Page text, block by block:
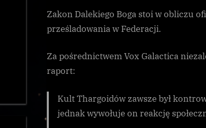
Zakon Dalekiego Boga stoi w obliczu
prześladowania w Federacji.
Za pośrednictwem Vox Galactica
raport:
Kult Thargoidów zawsze był
jednak wywołuje on reakcję